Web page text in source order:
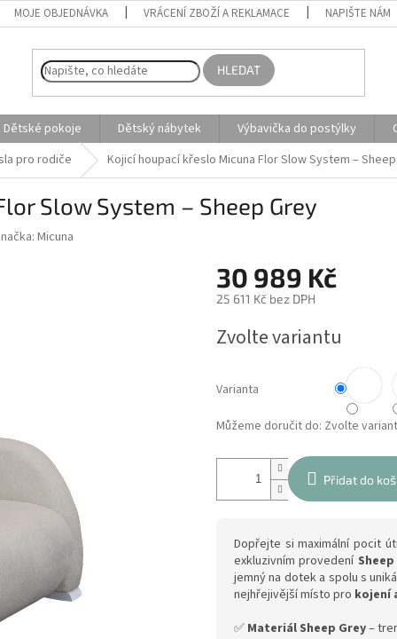
MOJE OBJEDNÁVKA VRÁCENÍ ZBOŽÍ A REKLAMACE NAPIŠTE NÁM
HLEDAT
Dětské pokoje Dětský nábytek Výbavička do postýlky
pro rodiče
Kojicí houpací křeslo Micuna Flor Slow System –
Slow System – Sheep Grey
Micuna
30 989 Kč
25 611 Kč bez DPH
cena:
Zvolte variantu
Varianta
Můžeme doručit do: Zvolte
Přidat do
Dopřejte si maximální pocit
exkluzivním provedení
jemný na dotek a spolu s
nejhřejivější místo pro kojení
✅ Materiál Sheep Grey–